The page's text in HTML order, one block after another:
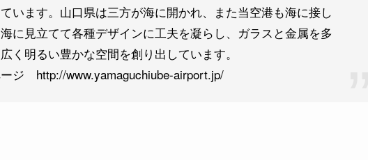
います。山口県は三方が海に開かれ、また当空港も海に接し
に見立てて各種デザインに工夫を凝らし、ガラスと金属を多
く明るい豊かな空間を創り出しています。
ジ http://www.yamaguchiube-airport.jp/